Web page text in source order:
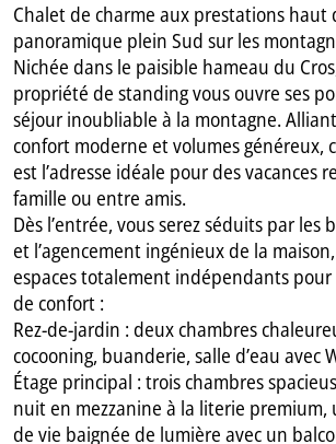
Chalet de charme aux prestations haut
panoramique plein Sud sur les
Nichée dans le paisible hameau du
propriété de standing vous ouvre ses
séjour inoubliable à la montagne.
confort moderne et volumes généreux,
est l’adresse idéale pour des vacances
famille ou entre amis.
Dès l’entrée, vous serez séduits par les
et l’agencement ingénieux de la
espaces totalement indépendants
de confort :
Rez-de-jardin : deux chambres
cocooning, buanderie, salle d’eau avec
Étage principal : trois chambres
nuit en mezzanine à la literie premium,
de vie baignée de lumière avec un